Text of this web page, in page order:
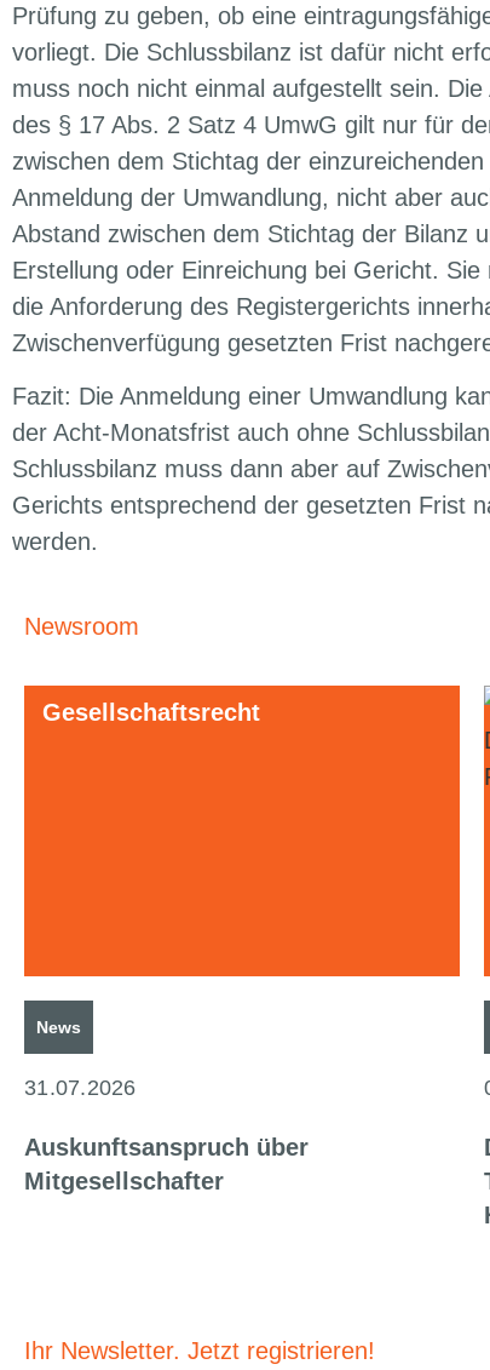
Prüfung zu geben, ob eine
vorliegt. Die Schlussbilanz ist dafür nicht
muss noch nicht einmal aufgestellt sein.
des § 17 Abs. 2 Satz 4 UmwG gilt nur für
zwischen dem Stichtag der
Anmeldung der Umwandlung, nicht aber
Abstand zwischen dem Stichtag der Bilanz
Erstellung oder Einreichung bei Gericht.
die Anforderung des Registergerichts
Zwischenverfügung gesetzten Frist
Fazit: Die Anmeldung einer Umwandlung
der Acht-Monatsfrist auch ohne
Schlussbilanz muss dann aber auf
Gerichts entsprechend der gesetzten Frist
werden.
Newsroom
Gesellschaftsrecht
News
31.07.2026
Auskunftsanspruch über
Mitgesellschafter
Ihr Newsletter. Jetzt registrieren!